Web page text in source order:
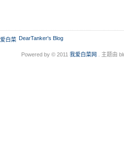
爱白菜 DearTanker's Blog
Powered by © 2011 我爱白菜网 . 主题由